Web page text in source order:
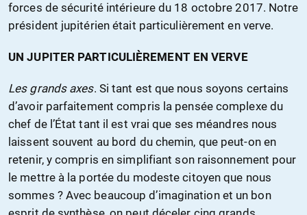
forces de sécurité intérieure du 18 octobre 2017. Notre
président jupitérien était particulièrement en verve.
UN JUPITER PARTICULIÈREMENT EN VERVE
Les grands axes. Si tant est que nous soyons certains
d’avoir parfaitement compris la pensée complexe du
chef de l’État tant il est vrai que ses méandres nous
laissent souvent au bord du chemin, que peut-on en
retenir, y compris en simplifiant son raisonnement pour
le mettre à la portée du modeste citoyen que nous
sommes ? Avec beaucoup d’imagination et un bon